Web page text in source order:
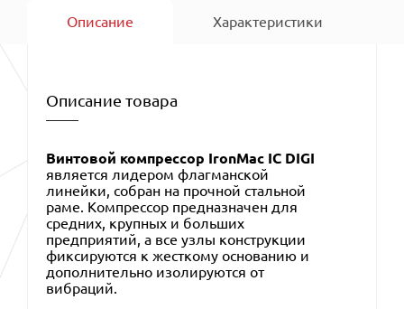
Описание Характеристики
Описание товара
Винтовой компрессор IronMac IC DIGI
является лидером флагманской
линейки, собран на прочной стальной
раме. Компрессор предназначен для
средних, крупных и больших
предприятий, а все узлы конструкции
фиксируются к жесткому основанию и
дополнительно изолируются от
вибраций.